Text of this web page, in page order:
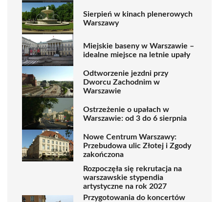
Sierpień w kinach plenerowych
Warszawy
Miejskie baseny w Warszawie –
idealne miejsce na letnie upały
Odtworzenie jezdni przy
Dworcu Zachodnim w
Warszawie
Ostrzeżenie o upałach w
Warszawie: od 3 do 6 sierpnia
Nowe Centrum Warszawy:
Przebudowa ulic Złotej i Zgody
zakończona
Rozpoczęła się rekrutacja na
warszawskie stypendia
artystyczne na rok 2027
Przygotowania do koncertów